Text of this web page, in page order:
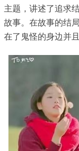
主题，讲述了追求
故事。在故事的结
在了鬼怪的身边并